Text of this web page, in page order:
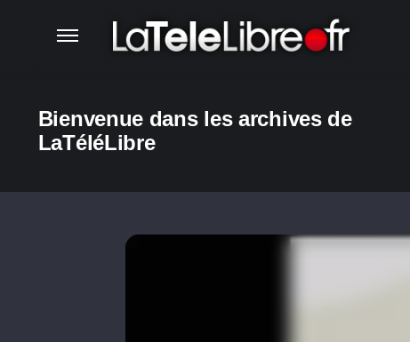
Bienvenue dans les archives de
LaTéléLibre